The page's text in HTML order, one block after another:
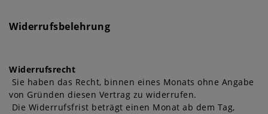
Widerrufsbelehrung
Widerrufsrecht
Sie haben das Recht, binnen eines Monats ohne Angabe
von Gründen diesen Vertrag zu widerrufen.
Die Widerrufsfrist beträgt einen Monat ab dem Tag,